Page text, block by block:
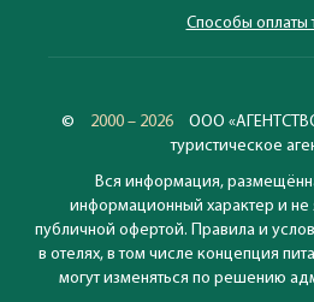
Способы оплаты
© 2000 – 2026
ООО
туристическое
Вся информация,
информационный характер и не
публичной офертой. Правила и
в отелях, в том числе концепция
могут изменяться по решению